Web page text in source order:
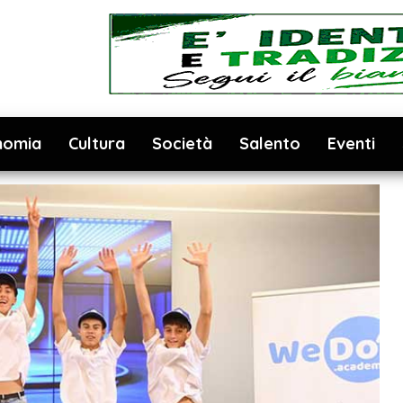
Cultura Società Salento Eventi